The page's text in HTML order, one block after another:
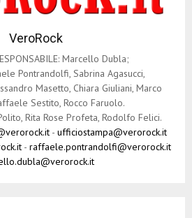
VeroRock
Marcello Dubla;
Pontrandolfi, Sabrina Agasucci,
Masetto, Chiara Giuliani, Marco
Sestito, Rocco Faruolo.
Rita Rose Profeta, Rodolfo Felici.
- ufficiostampa@verorock.it
- raffaele.pontrandolfi@verorock.it